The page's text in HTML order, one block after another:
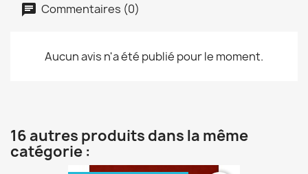
Commentaires (0)
Aucun avis n'a été publié pour le moment.
16 autres produits dans la même
catégorie :